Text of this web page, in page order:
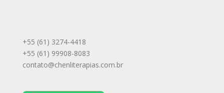
+55 (61) 3274-4418
+55 (61) 99908-8083
contato@chenliterapias.com.br